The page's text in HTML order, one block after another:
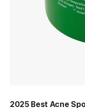
2025 Best Acne